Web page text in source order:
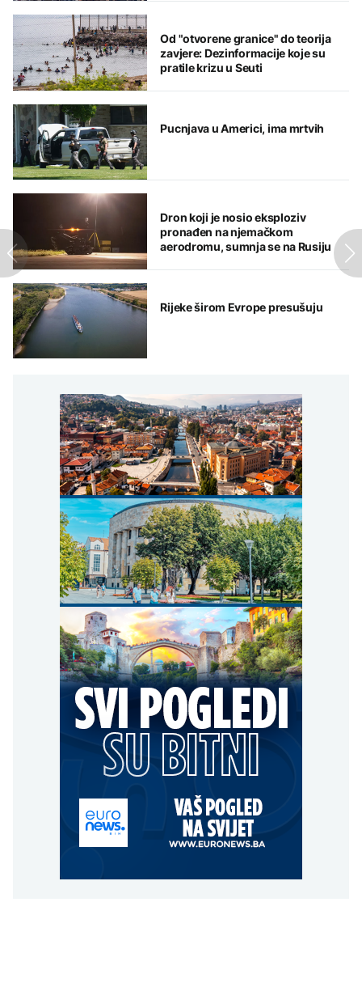
Od "otvorene granice" do teorija
zavjere: Dezinformacije koje su
pratile krizu u Seuti
Pucnjava u Americi, ima mrtvih
Dron koji je nosio eksploziv
pronađen na njemačkom
aerodromu, sumnja se na Rusiju
Rijeke širom Evrope presušuju